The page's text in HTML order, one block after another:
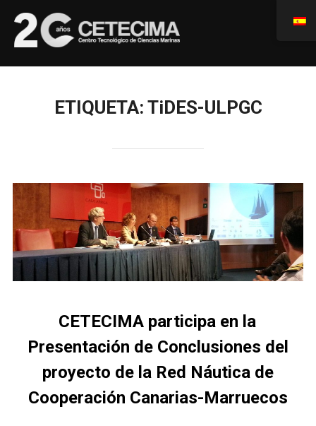
ETIQUETA: TiDES-ULPGC
CETECIMA participa en la
Presentación de Conclusiones del
proyecto de la Red Náutica de
Cooperación Canarias-Marruecos